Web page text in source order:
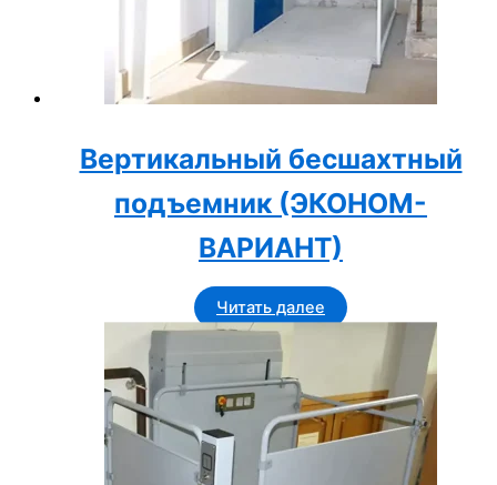
Вертикальный бесшахтный
подъемник (ЭКОНОМ-
ВАРИАНТ)
Читать далее